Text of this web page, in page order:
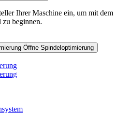
Ihrer Maschine ein, um mit dem
zu beginnen.
Öffne Spindeloptimierung